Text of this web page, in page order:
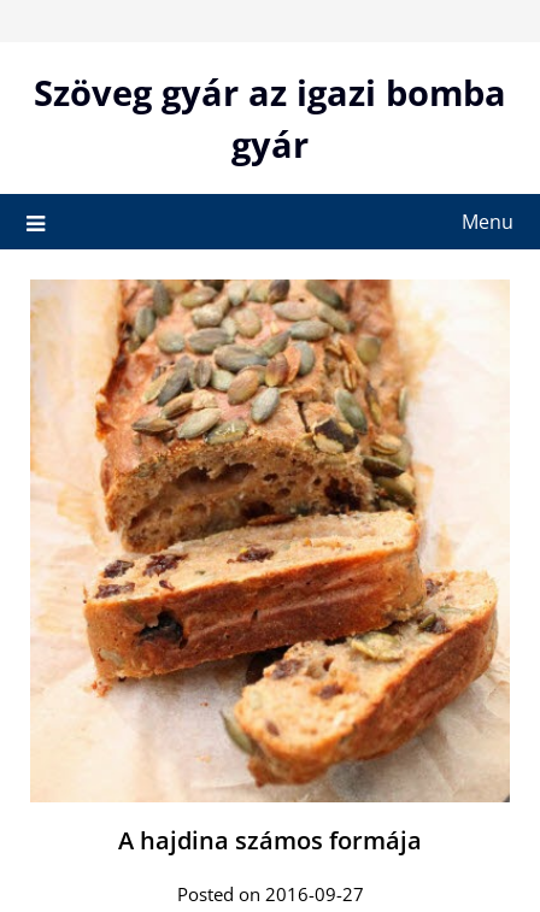
contentSzöveg gyár az igazi bomba
gyár
Menu
A hajdina számos formája
Posted on 2016-09-27